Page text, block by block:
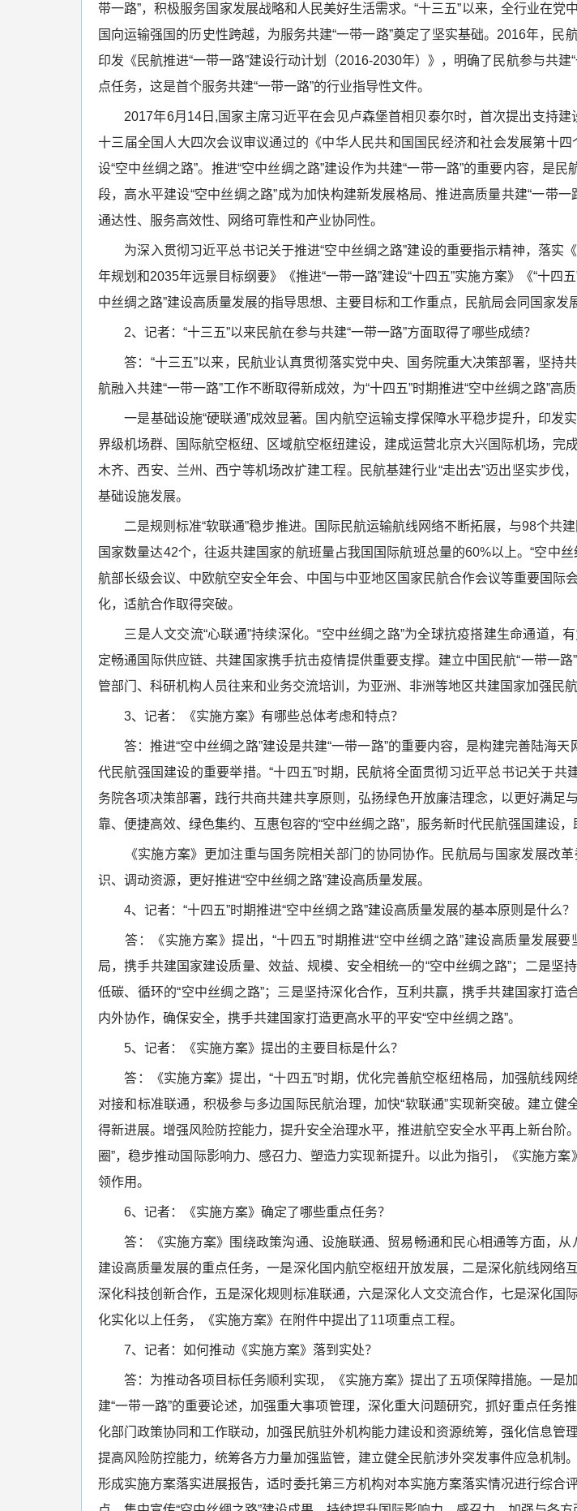
带一路”，积极服务国家发展战略和人民美好生活需求。“十三五”以来，全行业在
国向运输强国的历史性跨越，为服务共建“一带一路”奠定了坚实基础。2016年，民
印发《民航推进“一带一路”建设行动计划（2016-2030年）》，明确了民航参与共
点任务，这是首个服务共建“一带一路”的行业指导性文件。
2017年6月14日,国家主席习近平在会见卢森堡首相贝泰尔时，首次提出支持建
十三届全国人大四次会议审议通过的《中华人民共和国国民经济和社会发展第十
设“空中丝绸之路”。推进“空中丝绸之路”建设作为共建“一带一路”的重要内容，是
段，高水平建设“空中丝绸之路”成为加快构建新发展格局、推进高质量共建“一带
通达性、服务高效性、网络可靠性和产业协同性。
为深入贯彻习近平总书记关于推进“空中丝绸之路”建设的重要指示精神，落实
年规划和2035年远景目标纲要》《推进“一带一路”建设“十四五”实施方案》《“十四
中丝绸之路”建设高质量发展的指导思想、主要目标和工作重点，民航局会同国家发
2、记者：“十三五”以来民航在参与共建“一带一路”方面取得了哪些成绩？
答：“十三五”以来，民航业认真贯彻落实党中央、国务院重大决策部署，坚持
航融入共建“一带一路”工作不断取得新成效，为“十四五”时期推进“空中丝绸之路”高
一是基础设施“硬联通”成效显著。国内航空运输支撑保障水平稳步提升，印发
界级机场群、国际航空枢纽、区域航空枢纽建设，建成运营北京大兴国际机场，完
木齐、西安、兰州、西宁等机场改扩建工程。民航基建行业“走出去”迈出坚实步伐
基础设施发展。
二是规则标准“软联通”稳步推进。国际民航运输航线网络不断拓展，与98个共
国家数量达42个，往返共建国家的航班量占我国国际航班总量的60%以上。“空中
航部长级会议、中欧航空安全年会、中国与中亚地区国家民航合作会议等重要国际
化，适航合作取得突破。
三是人文交流“心联通”持续深化。“空中丝绸之路”为全球抗疫搭建生命通道，
定畅通国际供应链、共建国家携手抗击疫情提供重要支撑。建立中国民航“一带一
管部门、科研机构人员往来和业务交流培训，为亚洲、非洲等地区共建国家加强民
3、记者：《实施方案》有哪些总体考虑和特点？
答：推进“空中丝绸之路”建设是共建“一带一路”的重要内容，是构建完善陆海天
代民航强国建设的重要举措。“十四五”时期，民航将全面贯彻习近平总书记关于共
务院各项决策部署，践行共商共建共享原则，弘扬绿色开放廉洁理念，以更好满足
靠、便捷高效、绿色集约、互惠包容的“空中丝绸之路”，服务新时代民航强国建设，
《实施方案》更加注重与国务院相关部门的协同协作。民航局与国家发展改革
识、调动资源，更好推进“空中丝绸之路”建设高质量发展。
4、记者：“十四五”时期推进“空中丝绸之路”建设高质量发展的基本原则是什么？
答：《实施方案》提出，“十四五”时期推进“空中丝绸之路”建设高质量发展要
局，携手共建国家建设质量、效益、规模、安全相统一的“空中丝绸之路”；二是坚
低碳、循环的“空中丝绸之路”；三是坚持深化合作，互利共赢，携手共建国家打造
内外协作，确保安全，携手共建国家打造更高水平的平安“空中丝绸之路”。
5、记者：《实施方案》提出的主要目标是什么？
答：《实施方案》提出，“十四五”时期，优化完善航空枢纽格局，加强航线网
对接和标准联通，积极参与多边国际民航治理，加快“软联通”实现新突破。建立健
得新进展。增强风险防控能力，提升安全治理水平，推进航空安全水平再上新台阶
圈”，稳步推动国际影响力、感召力、塑造力实现新提升。以此为指引，《实施方
领作用。
6、记者：《实施方案》确定了哪些重点任务？
答：《实施方案》围绕政策沟通、设施联通、贸易畅通和民心相通等方面，从
建设高质量发展的重点任务，一是深化国内航空枢纽开放发展，二是深化航线网络
深化科技创新合作，五是深化规则标准联通，六是深化人文交流合作，七是深化国
化实化以上任务，《实施方案》在附件中提出了11项重点工程。
7、记者：如何推动《实施方案》落到实处？
答：为推动各项目标任务顺利实现，《实施方案》提出了五项保障措施。一是
建“一带一路”的重要论述，加强重大事项管理，深化重大问题研究，抓好重点任务
化部门政策协同和工作联动，加强民航驻外机构能力建设和资源统筹，强化信息管
提高风险防控能力，统筹各方力量加强监管，建立健全民航涉外突发事件应急机制
形成实施方案落实进展报告，适时委托第三方机构对本实施方案落实情况进行综合